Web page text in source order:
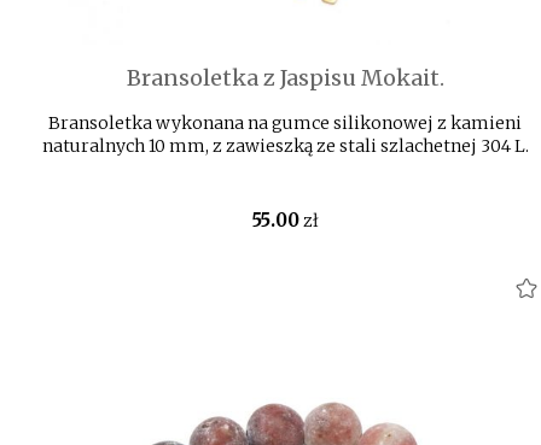
Bransoletka z Jaspisu Mokait.
Bransoletka wykonana na gumce silikonowej z kamieni
naturalnych 10 mm, z zawieszką ze stali szlachetnej 304 L.
55.00zł